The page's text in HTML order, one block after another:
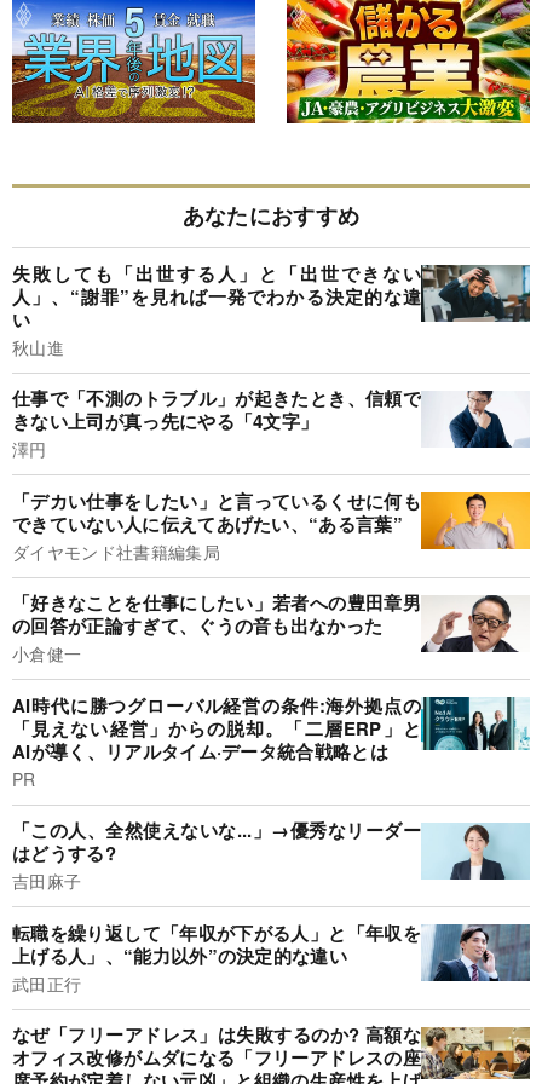
あなたにおすすめ
失敗しても「出世する人」と「出世できない
人」、“謝罪”を見れば一発でわかる決定的な違
い
秋山進
仕事で「不測のトラブル」が起きたとき、信頼で
きない上司が真っ先にやる「4文字」
澤円
「デカい仕事をしたい」と言っているくせに何も
できていない人に伝えてあげたい、“ある言葉”
ダイヤモンド社書籍編集局
「好きなことを仕事にしたい」若者への豊田章男
の回答が正論すぎて、ぐうの音も出なかった
小倉健一
AI時代に勝つグローバル経営の条件:海外拠点の
「見えない経営」からの脱却。「二層ERP」と
AIが導く、リアルタイム·データ統合戦略とは
PR
「この人、全然使えないな...」→優秀なリーダー
はどうする?
吉田麻子
転職を繰り返して「年収が下がる人」と「年収を
上げる人」、“能力以外”の決定的な違い
武田正行
なぜ「フリーアドレス」は失敗するのか? 高額な
オフィス改修がムダになる「フリーアドレスの座